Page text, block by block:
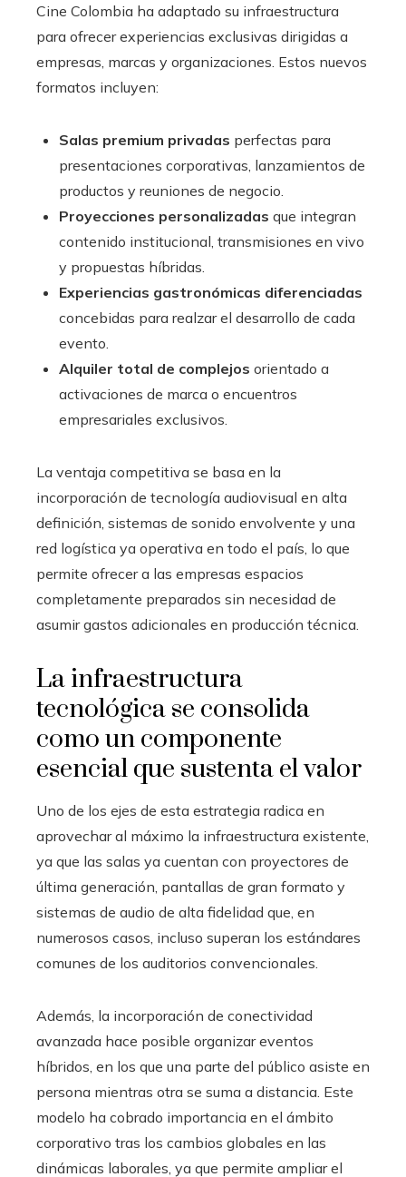
Cine Colombia ha adaptado su infraestructura
para ofrecer experiencias exclusivas dirigidas a
empresas, marcas y organizaciones. Estos nuevos
formatos incluyen:
Salas premium privadas perfectas para
presentaciones corporativas, lanzamientos de
productos y reuniones de negocio.
Proyecciones personalizadas que integran
contenido institucional, transmisiones en vivo
y propuestas híbridas.
Experiencias gastronómicas diferenciadas
concebidas para realzar el desarrollo de cada
evento.
Alquiler total de complejos orientado a
activaciones de marca o encuentros
empresariales exclusivos.
La ventaja competitiva se basa en la
incorporación de tecnología audiovisual en alta
definición, sistemas de sonido envolvente y una
red logística ya operativa en todo el país, lo que
permite ofrecer a las empresas espacios
completamente preparados sin necesidad de
asumir gastos adicionales en producción técnica.
La infraestructura
tecnológica se consolida
como un componente
esencial que sustenta el valor
Uno de los ejes de esta estrategia radica en
aprovechar al máximo la infraestructura existente,
ya que las salas ya cuentan con proyectores de
última generación, pantallas de gran formato y
sistemas de audio de alta fidelidad que, en
numerosos casos, incluso superan los estándares
comunes de los auditorios convencionales.
Además, la incorporación de conectividad
avanzada hace posible organizar eventos
híbridos, en los que una parte del público asiste en
persona mientras otra se suma a distancia. Este
modelo ha cobrado importancia en el ámbito
corporativo tras los cambios globales en las
dinámicas laborales, ya que permite ampliar el